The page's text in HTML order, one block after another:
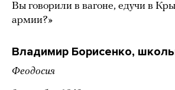
Вы говорили в вагоне, едучи в
армии?»
Владимир Борисенко,
Феодосия